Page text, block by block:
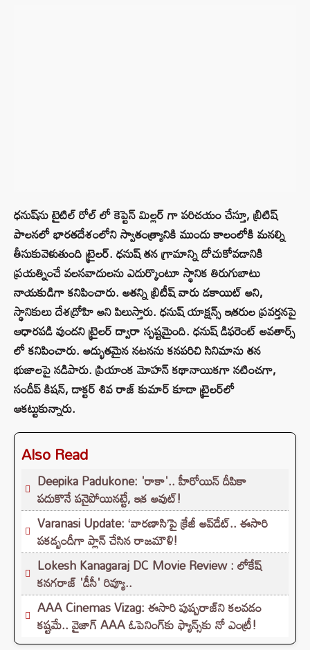
ధనుష్‌ను టైటిల్ రోల్‌ లో కెప్టెన్ మిల్లర్ గా పరిచయం చేస్తూ, బ్రిటిష్
పాలనలో భారతదేశంలోని స్వాతంత్ర్యానికి ముందు కాలంలోకి మనల్ని
తీసుకువెళుతుంది ట్రైలర్. ధనుష్ తన గ్రామాన్ని దోచుకోవడానికి
ప్రయత్నించే వలసవాదులను ఎదుర్కొంటూ స్థానిక తిరుగుబాటు
నాయకుడిగా కనిపించారు. అతన్ని బ్రిటీష్ వారు డకాయిట్ అని,
స్థానికులు దేశద్రోహి అని పిలుస్తారు. ధనుష్ యాక్షన్స్ ఇతరుల ప్రవర్తనపై
ఆధారపడి వుందని ట్రైలర్ ద్వారా స్పష్టమైంది. ధనుష్ డిఫరెంట్ అవతార్స్
లో కనిపించారు. అద్భుతమైన నటనను కనపరిచి సినిమాను తన
భుజాలపై నడిపారు. ప్రియాంక మోహన్ కథానాయికగా నటించగా,
సందీప్ కిషన్, డాక్టర్ శివ రాజ్ కుమార్ కూడా ట్రైలర్‌లో
ఆకట్టుకున్నారు.
Also Read
Deepika Padukone: 'రాకా'.. హీరోయిన్ దీపికా
పదుకొనే పనైపోయినట్టే, ఇక అవుట్!
Varanasi Update: ‘వారణాసి’పై క్రేజీ అప్‌డేట్.. ఈసారి
పకడ్బందీగా ప్లాన్ చేసిన రాజమౌళి!
Lokesh Kanagaraj DC Movie Review : లోకేష్
కనగరాజ్ 'డీసీ' రివ్యూ..
AAA Cinemas Vizag: ఈసారి పుష్పరాజ్‌ని కలవడం
కష్టమే.. వైజాగ్ AAA ఓపెనింగ్‌కు ఫ్యాన్స్‌కు నో ఎంట్రీ!